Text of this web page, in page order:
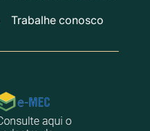
Trabalhe conosco